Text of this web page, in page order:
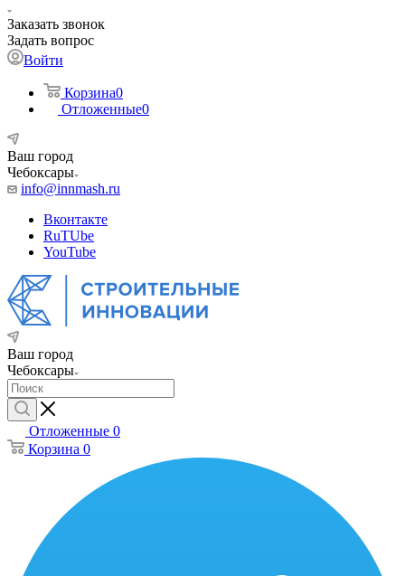
Заказать звонок
Задать вопрос
Войти
Корзина0
Отложенные0
Ваш город
Чебоксары
info@innmash.ru
Вконтакте
RuTUbe
YouTube
Ваш город
Чебоксары
Отложенные 0
Корзина 0